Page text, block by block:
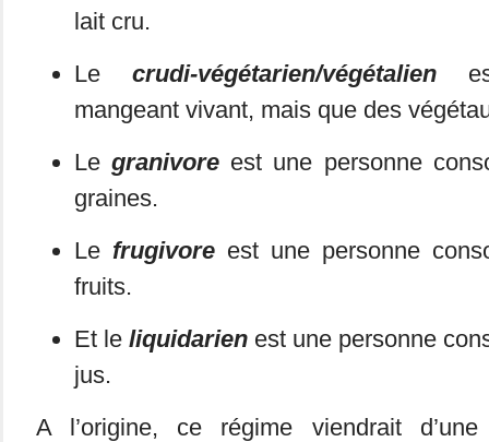
lait cru.
Lecrudi-végétarien/végétalienest
mangeant vivant, mais que des
Legranivoreest une personne
graines.
Lefrugivoreest une personne
fruits.
Et leliquidarienest une personne
jus.
A l’origine, ce régime viendrait